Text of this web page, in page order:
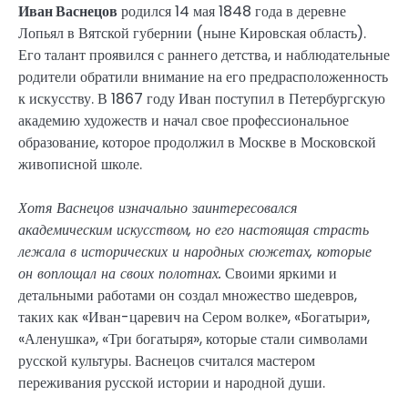
Иван Васнецов родился 14 мая 1848 года в деревне
Лопьял в Вятской губернии (ныне Кировская область).
Его талант проявился с раннего детства, и наблюдательные
родители обратили внимание на его предрасположенность
к искусству. В 1867 году Иван поступил в Петербургскую
академию художеств и начал свое профессиональное
образование, которое продолжил в Москве в Московской
живописной школе.
Хотя Васнецов изначально заинтересовался
академическим искусством, но его настоящая страсть
лежала в исторических и народных сюжетах, которые
он воплощал на своих полотнах. Своими яркими и
детальными работами он создал множество шедевров,
таких как «Иван-царевич на Сером волке», «Богатыри»,
«Аленушка», «Три богатыря», которые стали символами
русской культуры. Васнецов считался мастером
переживания русской истории и народной души.